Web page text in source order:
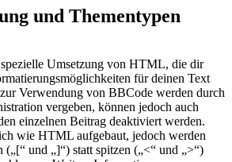
und Thementypen
Umsetzung von HTML, die dir
für deinen Text
Verwendung von BBCode werden durch
vergeben, können jedoch auch
einzelnen Beitrag deaktiviert werden.
wie HTML aufgebaut, jedoch werden
(„[“ und „]“) statt spitzen („<“ und „>“)